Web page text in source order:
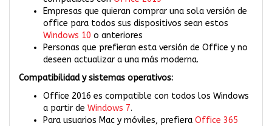
Empresas que quieran comprar una sola versión de
office para todos sus dispositivos sean estos
Windows 10 o anteriores
Personas que prefieran esta versión de Office y no
deseen actualizar a una más moderna.
Compatibilidad y sistemas operativos:
Office 2016 es compatible con todos los Windows
a partir de Windows 7.
Para usuarios Mac y móviles, prefiera Office 365